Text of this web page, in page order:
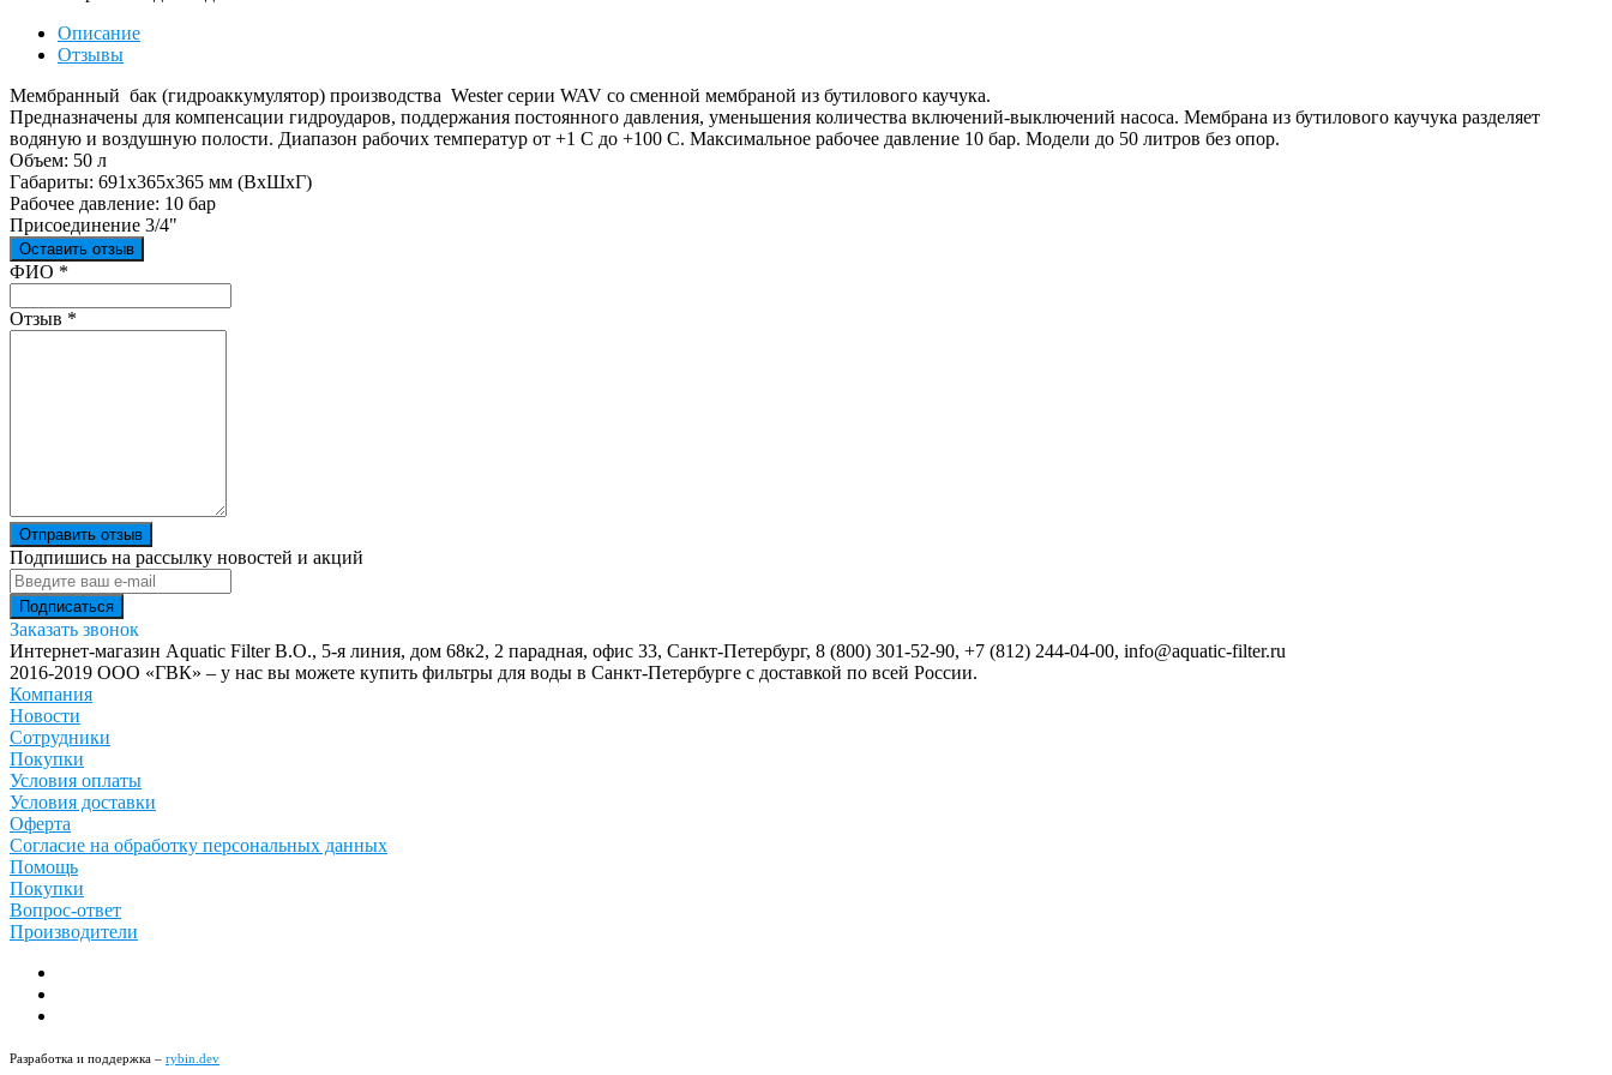
Описание
Отзывы
Мембранный бак (гидроаккумулятор) производства Wester серии WAV со сменной мембраной из бутилового каучука.
Предназначены для компенсации гидроударов, поддержания постоянного давления, уменьшения количества включений-выключений насоса. Мембрана из бутилового каучука разделяет
водяную и воздушную полости. Диапазон рабочих температур от +1 С до +100 С. Максимальное рабочее давление 10 бар. Модели до 50 литров без опор.
Объем: 50 л
Габариты: 691х365х365 мм (ВхШхГ)
Рабочее давление: 10 бар
Присоединение 3/4"
Оставить отзыв
Ваш отзыв был отправлен!
ФИО *
Отзыв *
Отправить отзыв
Подпишись на рассылку новостей и акций
Заказать звонок
Интернет-магазин Aquatic Filter В.О., 5-я линия, дом 68к2, 2 парадная, офис 33, Санкт-Петербург, 8 (800) 301-52-90, +7 (812) 244-04-00, info@aquatic-filter.ru
2016-2019 ООО «ГВК» – у нас вы можете купить фильтры для воды в Санкт-Петербурге с доставкой по всей России.
Компания
Новости
Сотрудники
Покупки
Условия оплаты
Условия доставки
Оферта
Согласие на обработку персональных данных
Помощь
Покупки
Вопрос-ответ
Производители
Разработка и поддержка – rybin.dev